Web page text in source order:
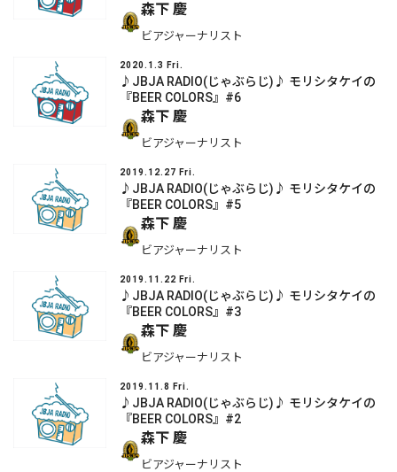
森下 慶
ビアジャーナリスト
2020.1.3 Fri.
♪JBJA RADIO(じゃぶらじ)♪ モリシタケイの
『BEER COLORS』#6
森下 慶
ビアジャーナリスト
2019.12.27 Fri.
♪JBJA RADIO(じゃぶらじ)♪ モリシタケイの
『BEER COLORS』#5
森下 慶
ビアジャーナリスト
2019.11.22 Fri.
♪JBJA RADIO(じゃぶらじ)♪ モリシタケイの
『BEER COLORS』#3
森下 慶
ビアジャーナリスト
2019.11.8 Fri.
♪JBJA RADIO(じゃぶらじ)♪ モリシタケイの
『BEER COLORS』#2
森下 慶
ビアジャーナリスト